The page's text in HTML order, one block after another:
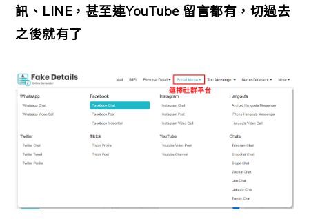
訊、LINE，甚至連YouTube 留言都有，切過去
之後就有了